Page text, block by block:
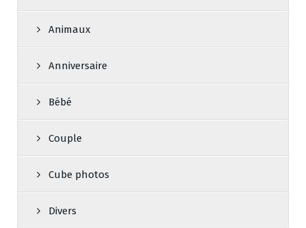
Animaux
Anniversaire
Bébé
Couple
Cube photos
Divers